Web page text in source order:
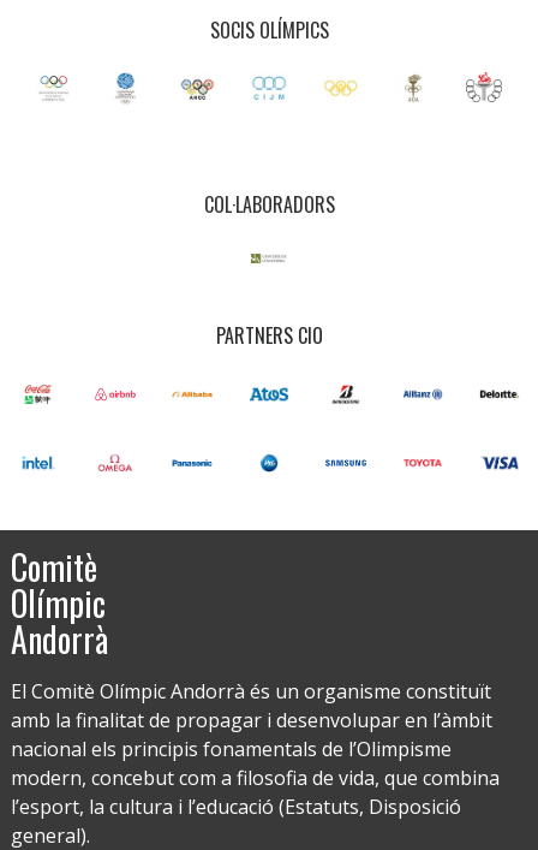
SOCIS OLÍMPICS
COL·LABORADORS
PARTNERS CIO
Comitè
Olímpic
Andorrà
El Comitè Olímpic Andorrà és un organisme constituït
amb la finalitat de propagar i desenvolupar en l’àmbit
nacional els principis fonamentals de l’Olimpisme
modern, concebut com a filosofia de vida, que combina
l’esport, la cultura i l’educació (Estatuts, Disposició
general).